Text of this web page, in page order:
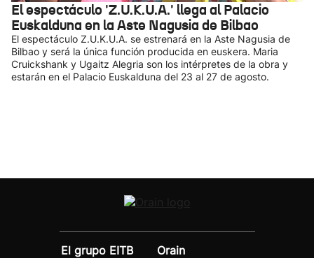
El espectáculo 'Z.U.K.U.A.' llega al Palacio
Euskalduna en la Aste Nagusia de Bilbao
El espectáculo Z.U.K.U.A. se estrenará en la Aste Nagusia de
Bilbao y será la única función producida en euskera. Maria
Cruickshank y Ugaitz Alegria son los intérpretes de la obra y
estarán en el Palacio Euskalduna del 23 al 27 de agosto.
El grupo EITB
Orain